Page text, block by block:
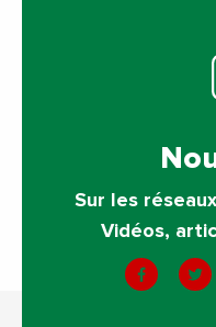
Sur les
Vidéos,